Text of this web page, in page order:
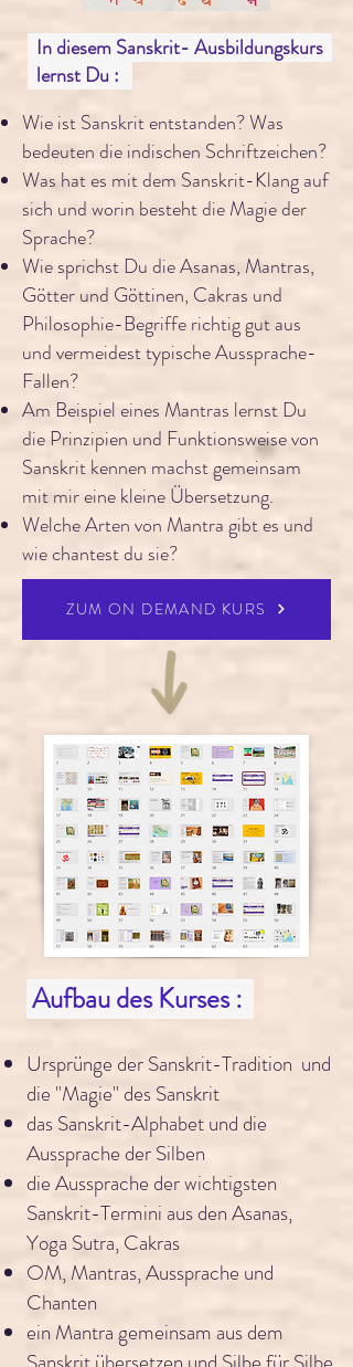
In diesem Sanskrit- Ausbildungskurs
lernst Du :
Wie ist Sanskrit entstanden? Was
bedeuten die indischen Schriftzeichen?
Was hat es mit dem Sanskrit-Klang auf
sich und worin besteht die Magie der
Sprache?
Wie sprichst Du die Asanas, Mantras,
Götter und Göttinen, Cakras und
Philosophie-Begriffe richtig gut aus
und vermeidest typische Aussprache-
Fallen?
Am Beispiel eines Mantras lernst Du
die Prinzipien und Funktionsweise von
Sanskrit kennen machst gemeinsam
mit mir eine kleine Übersetzung.
Welche Arten von Mantra gibt es und
wie chantest du sie?
ZUM ON DEMAND KURS
Aufbau des Kurses :
Ursprünge der Sanskrit-Tradition und
die "Magie" des Sanskrit
das Sanskrit-Alphabet und die
Aussprache der Silben
die Aussprache der wichtigsten
Sanskrit-Termini aus den Asanas,
Yoga Sutra, Cakras
OM, Mantras, Aussprache und
Chanten
ein Mantra gemeinsam aus dem